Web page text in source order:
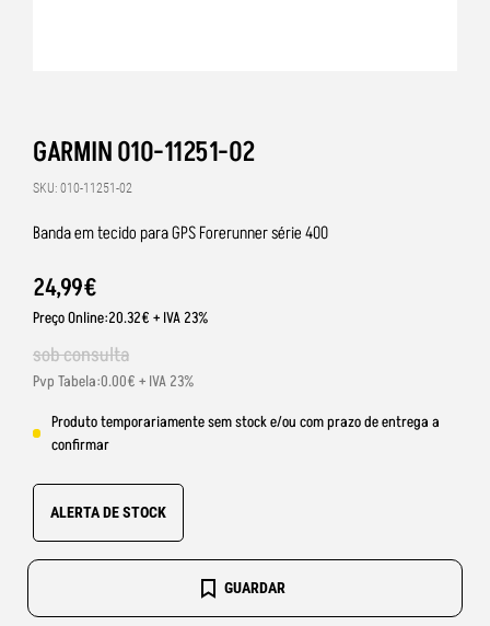
GARMIN 010-11251-02
SKU: 010-11251-02
Banda em tecido para GPS Forerunner série 400
24,99€
Preço Online:20.32€ + IVA 23%
sob consulta
Pvp Tabela:0.00€ + IVA 23%
Produto temporariamente sem stock e/ou com prazo de entrega a
confirmar
ALERTA DE STOCK
GUARDAR